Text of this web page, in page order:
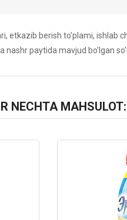
etkazib berish to'plami,
nashr paytida mavjud bo'lgan
NECHTA MAHSULOT: